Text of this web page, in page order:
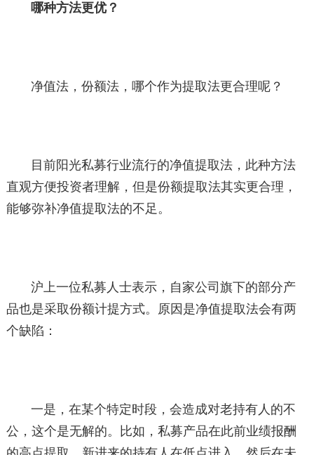
哪种方法更优？
净值法，份额法，哪个作为提取法更合理呢？
目前阳光私募行业流行的净值提取法，此种方法
直观方便投资者理解，但是份额提取法其实更合理，
能够弥补净值提取法的不足。
沪上一位私募人士表示，自家公司旗下的部分产
品也是采取份额计提方式。原因是净值提取法会有两
个缺陷：
一是，在某个特定时段，会造成对老持有人的不
公，这个是无解的。比如，私募产品在此前业绩报酬